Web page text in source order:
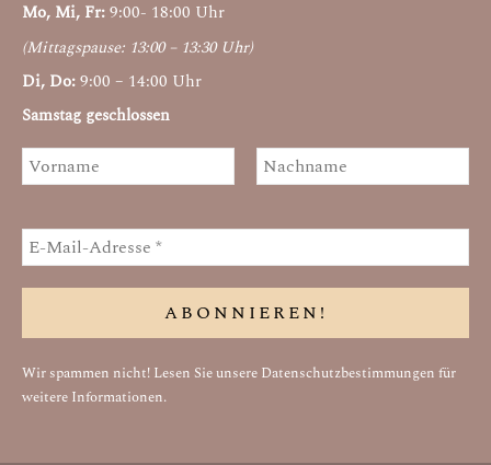
Mo, Mi, Fr:9:00- 18:00 Uhr
(Mittagspause: 13:00 – 13:30 Uhr)
Di, Do:9:00 – 14:00 Uhr
Samstag geschlossen
Wir spammen nicht! Lesen Sie unsere Datenschutzbestimmungen für
weitere Informationen.